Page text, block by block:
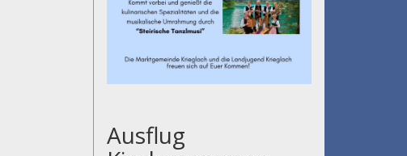
Ausflug